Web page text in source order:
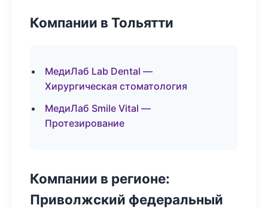
Компании в Тольятти
МедиЛаб Lab Dental —
Хирургическая стоматология
МедиЛаб Smile Vital —
Протезирование
Компании в регионе:
Приволжский федеральный